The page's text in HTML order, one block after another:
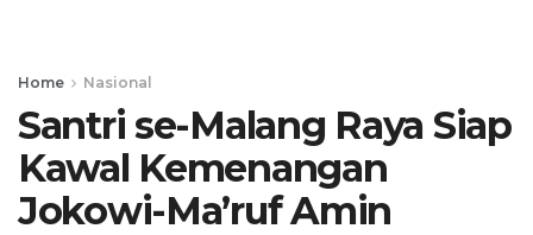
Home Nasional
Santri se-Malang Raya Siap
Kawal Kemenangan
Jokowi-Ma’ruf Amin